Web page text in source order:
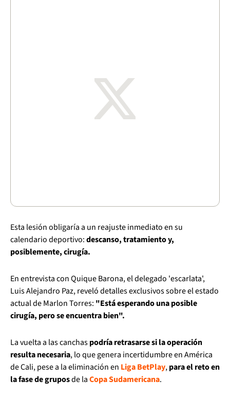
Esta lesión obligaría a un reajuste inmediato en su
calendario deportivo:descanso, tratamiento y,
posiblemente, cirugía.
En entrevista con Quique Barona, el delegado 'escarlata',
Luis Alejandro Paz, reveló detalles exclusivos sobre el estado
actual de Marlon Torres: "Está esperando una posible
cirugía, pero se encuentra bien".
La vuelta a las canchaspodría retrasarse si la operación
resulta necesaria, lo que genera incertidumbre en América
de Cali, pese a la eliminación en Liga BetPlay,para el reto en
la fase de gruposde laCopa Sudamericana.